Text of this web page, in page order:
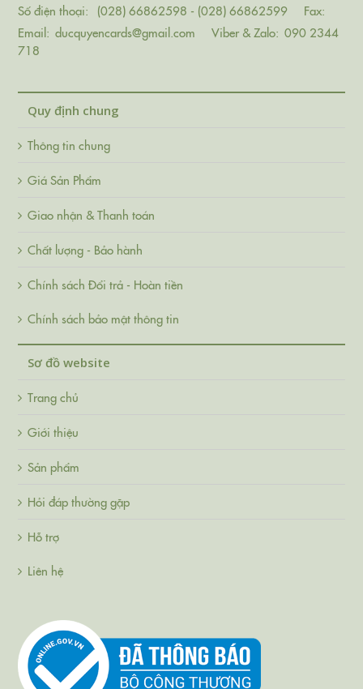
Số điện thoại:
(028) 66862598 - (028) 66862599
Fax:
Email: ducquyencards@gmail.com Viber & Zalo: 090 2344
718
Quy định chung
Thông tin chung
Giá Sản Phẩm
Giao nhận & Thanh toán
Chất lượng - Bảo hành
Chính sách Đổi trả - Hoàn tiền
Chính sách bảo mật thông tin
Sơ đồ website
Trang chủ
Giới thiệu
Sản phẩm
Hỏi đáp thường gặp
Hỗ trợ
Liên hệ